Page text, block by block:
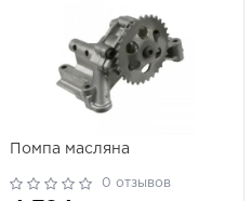
Помпа масляна
0 отзывов